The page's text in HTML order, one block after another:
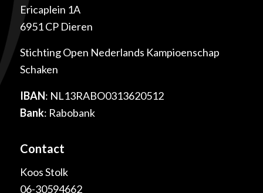
Ericaplein 1A
6951 CP Dieren
Stichting Open Nederlands Kampioenschap
Schaken
IBAN: NL13RABO0313620512
Bank: Rabobank
Contact
Koos Stolk
06-30594662